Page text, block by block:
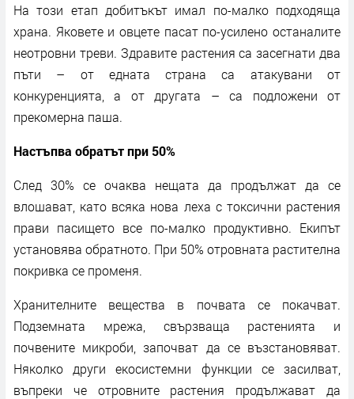
На този етап добитъкът имал по-малко подходяща
храна. Яковете и овцете пасат по-усилено останалите
неотровни треви. Здравите растения са засегнати два
пъти – от едната страна са атакувани от
конкуренцията, а от другата – са подложени от
прекомерна паша.
Настъпва обратът при 50%
След 30% се очаква нещата да продължат да се
влошават, като всяка нова леха с токсични растения
прави пасището все по-малко продуктивно. Екипът
установява обратното. При 50% отровната растителна
покривка се променя.
Хранителните вещества в почвата се покачват.
Подземната мрежа, свързваща растенията и
почвените микроби, започват да се възстановяват.
Няколко други екосистемни функции се засилват,
въпреки че отровните растения продължават да